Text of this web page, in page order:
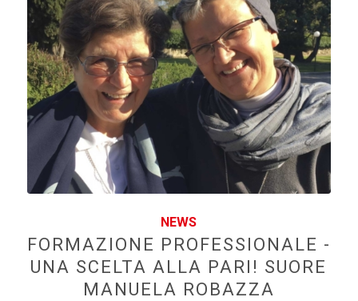
NEWS
FORMAZIONE PROFESSIONALE -
UNA SCELTA ALLA PARI! SUORE
MANUELA ROBAZZA